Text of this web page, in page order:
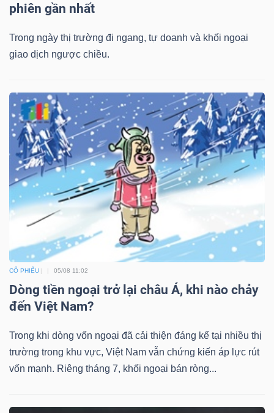
phiên gần nhất
Trong ngày thị trường đi ngang, tự doanh và khối ngoại
giao dịch ngược chiều.
CỔ PHIẾU 05/08 11:02
Dòng tiền ngoại trở lại châu Á, khi nào chảy
đến Việt Nam?
Trong khi dòng vốn ngoại đã cải thiện đáng kể tại nhiều thị
trường trong khu vực, Việt Nam vẫn chứng kiến áp lực rút
vốn mạnh. Riêng tháng 7, khối ngoại bán ròng...